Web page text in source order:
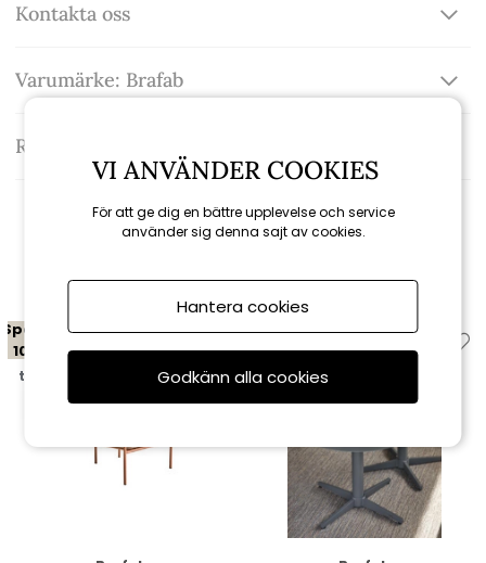
Kontakta oss
Varumärke: Brafab
Recensioner
Spara
10%
till 16/8
Spara
10%
VI ANVÄNDER COOKIES
För att ge dig en bättre upplevelse och service
använder sig denna sajt av cookies.
Hantera cookies
Godkänn alla cookies